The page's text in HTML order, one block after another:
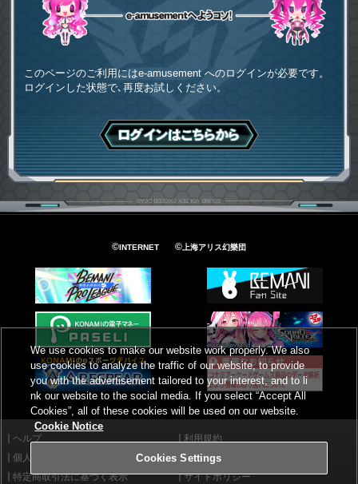
このページのご利用にはe-amusement へのログインが必要です。
ログインした状態で､再度お試しください。
ログインはこちら
©INTERNET ©上海アリス幻樂団
ヘルプ
利用規約
個人情報等保護方針
外部送信について
特定商取引法に基づく表示
サイトポリシー
We use cookies to make our website work properly. We also
use cookies to analyze the traffic of our website, to provide
you with the advertisement tailored to your interest, and to li
nk our website to the social media. If you select “Accept All
Cookies”, all of these cookies will be used on our website.
Cookie Notice
Cookies Settings